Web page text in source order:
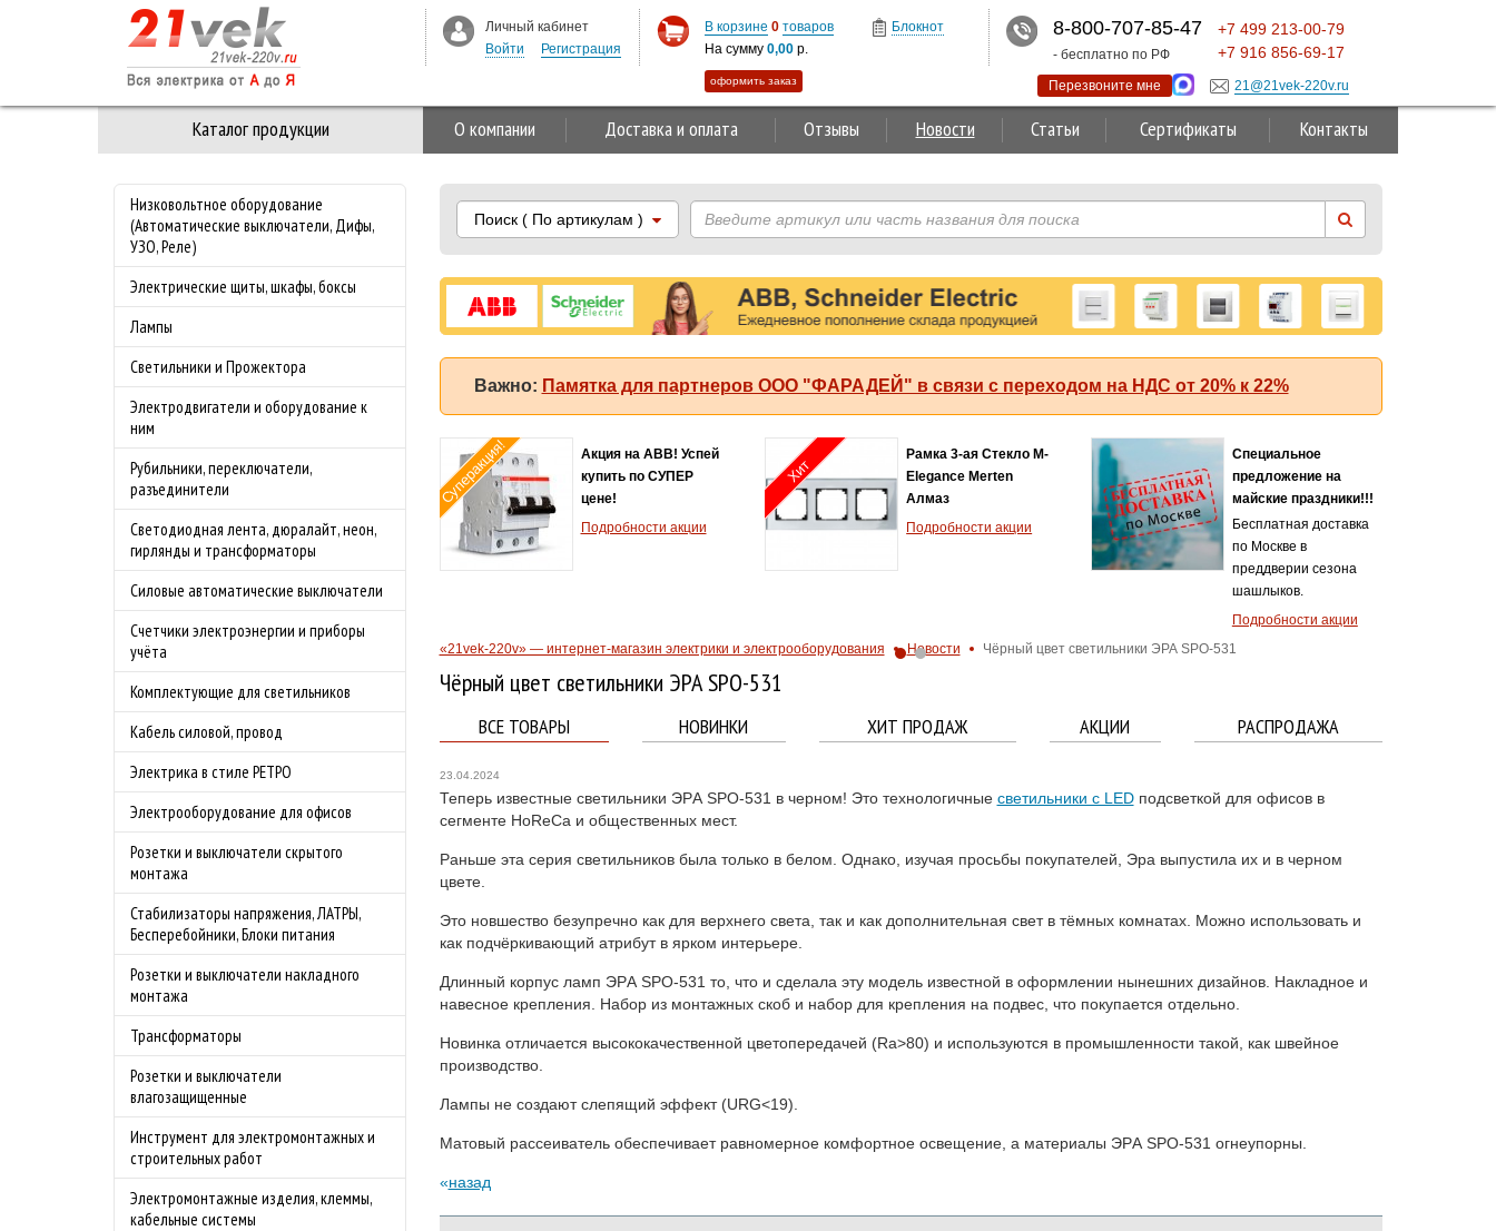
Каталог продукции О компании Доставка и оплата Отзывы Новости Статьи Сертификаты Контакты
Низковольтное оборудование
(Автоматические выключатели, Дифы,
УЗО, Реле)
Электрические щиты, шкафы, боксы
Лампы
Светильники и Прожектора
Электродвигатели и оборудование к
ним
Рубильники, переключатели,
разъединители
Светодиодная лента, дюралайт, неон,
гирлянды и трансформаторы
Силовые автоматические выключатели
Счетчики электроэнергии и приборы
учёта
Комплектующие для светильников
Кабель силовой, провод
Электрика в стиле РЕТРО
Электрооборудование для офисов
Розетки и выключатели скрытого
монтажа
Стабилизаторы напряжения, ЛАТРЫ,
Бесперебойники, Блоки питания
Розетки и выключатели накладного
монтажа
Трансформаторы
Розетки и выключатели
влагозащищенные
Инструмент для электромонтажных и
строительных работ
Электромонтажные изделия, клеммы,
кабельные системы
Поиск( По артикулам )
Важно: Памятка для партнеров ООО "ФАРАДЕЙ" в связи с переходом на НДС от 20% к 22%
предложение на
Бесплатная доставка
по Москве в
преддверии сезона
шашлыков.
Подробности акции
Хит
Соединитель 2,5мм2
оранжевый Legrand
Capvis
Подробности акции
Хит продаж!
Автомат ABB (АББ)
MS116-4.0 50 кА с
регулируемой
тепловой защитой
«21vek-220v» — интернет-магазин электрики и электрооборудования Новости Чёрный цвет светильники ЭРА SPO-531
Чёрный цвет светильники ЭРА SPO-531
ВСЕ ТОВАРЫ НОВИНКИ ХИТ ПРОДАЖ АКЦИИ РАСПРОДАЖА
23.04.2024
Теперь известные светильники ЭPА SРO-531 в черном! Это технологичные светильники с LEDподсветкой для офисов в
сегменте HoReCa и общественных мест.
Раньше эта серия светильников была только в белом. Однако, изучая просьбы покупателей, Эра выпустила их и в черном
цвете.
Это новшество безупречно как для верхнего света, так и как дополнительная свет в тёмных комнатах. Можно использовать и
как подчёркивающий атрибут в ярком интерьере.
Длинный корпус ламп ЭPА SРO-531 то, что и сделала эту модель известной в оформлении нынешних дизайнов. Накладное и
навесное крепления. Набор из монтажных скоб и набор для крепления на подвес, что покупается отдельно.
Новинка отличается высококачественной цветопередачей (Ra>80) и используются в промышленности такой, как швейное
производство.
Лампы не создают слепящий эффект (URG<19).
Матовый рассеиватель обеспечивает равномерное комфортное освещение, а материалы ЭPА SРO-531 огнеупорны.
назад
Личный кабинет
Войти
Регистрация
В корзине 0 товаров
На сумму 0,00 р.
оформить заказ
Блокнот 8-800-707-85-47
- бесплатно по РФ
+7 499 213-00-79
+7 916 856-69-17
Перезвоните мне 21@21vek-220v.ru